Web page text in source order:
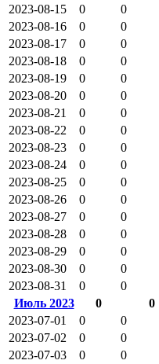
2023-08-15 0 0
2023-08-16
0 0
2023-08-17
0 0
2023-08-18
0 0
2023-08-19
0 0
2023-08-20
0 0
2023-08-21
0 0
2023-08-22
0 0
2023-08-23
0 0
2023-08-24
0 0
2023-08-25
0 0
2023-08-26
0 0
2023-08-27
0 0
2023-08-28
0 0
2023-08-29
0 0
2023-08-30
0 0
2023-08-31
0 0
Июль 2023
0 0
2023-07-01
0 0
2023-07-02
0 0
2023-07-03
0 0